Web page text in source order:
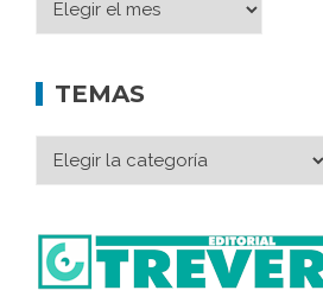
TEMAS